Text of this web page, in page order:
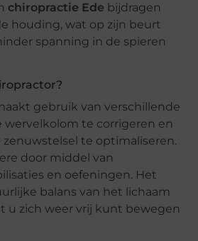
chiropractie Ede bijdragen
houding, wat op zijn beurt
spanning in de spieren
gebruik van verschillende
te corrigeren en
te optimaliseren.
door middel van
en oefeningen. Het
balans van het lichaam
u zich weer vrij kunt bewegen